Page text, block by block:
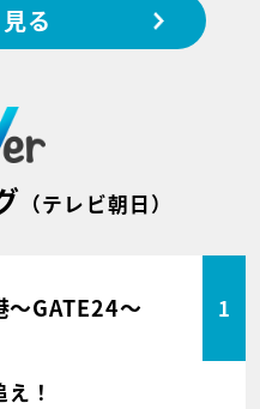
る
（テレビ朝日）
～GATE24～ 1
！